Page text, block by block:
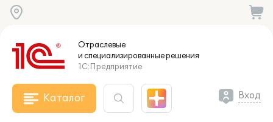
Отраслевые
и специализированныерешения
1С:Предприятие
Каталог Вход